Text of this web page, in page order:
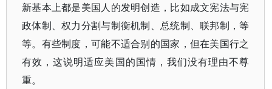
新基本上都是美国人的发明创造，比如成文宪法与宪
政体制、权力分割与制衡机制、总统制、联邦制，等
等。有些制度，可能不适合别的国家，但在美国行之
有效，这说明适应美国的国情，我们没有理由不尊
重。